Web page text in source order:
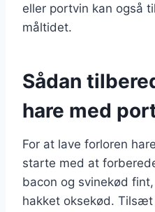
eller portvin kan også
måltidet.
Sådan
hare med
For at lave forloren
starte med at
bacon og svinekød
hakket oksekød.